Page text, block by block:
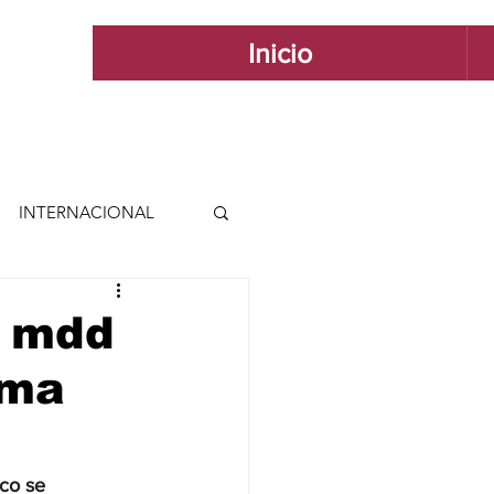
Inicio
INTERNACIONAL
INTERNACIONAL
ESTILO
se